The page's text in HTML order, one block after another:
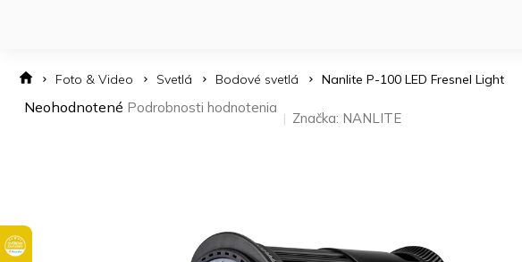
Foto & Video Svetlá Bodové svetlá Nanlite P-100 LED Fresnel Light
Priemerné
Neohodnotené Podrobnosti hodnotenia
Značka: NANLITE